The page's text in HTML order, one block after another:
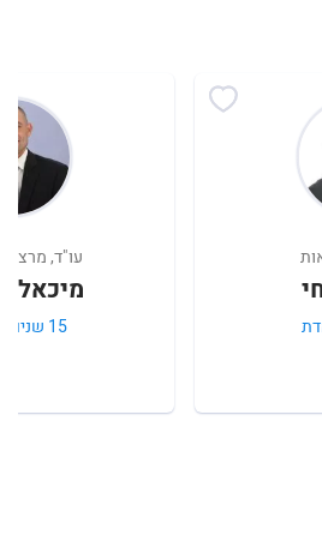
עו"ד, מרצה
מיכאל
15 שנים מלמדת